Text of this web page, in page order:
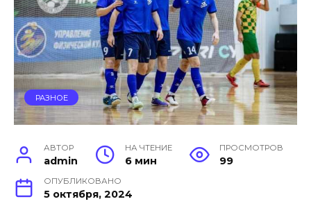
РАЗНОЕ
АВТОР
admin
НА ЧТЕНИЕ
6 мин
ПРОСМОТРОВ
99
ОПУБЛИКОВАНО
5 октября, 2024